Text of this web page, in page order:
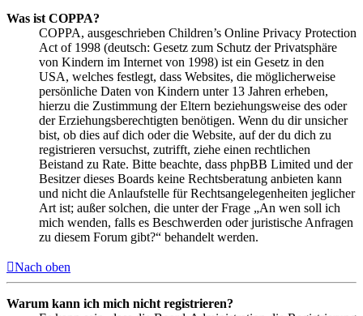
Was ist COPPA?
COPPA, ausgeschrieben Children’s Online Privacy Protection
Act of 1998 (deutsch: Gesetz zum Schutz der Privatsphäre
von Kindern im Internet von 1998) ist ein Gesetz in den
USA, welches festlegt, dass Websites, die möglicherweise
persönliche Daten von Kindern unter 13 Jahren erheben,
hierzu die Zustimmung der Eltern beziehungsweise des oder
der Erziehungsberechtigten benötigen. Wenn du dir unsicher
bist, ob dies auf dich oder die Website, auf der du dich zu
registrieren versuchst, zutrifft, ziehe einen rechtlichen
Beistand zu Rate. Bitte beachte, dass phpBB Limited und der
Besitzer dieses Boards keine Rechtsberatung anbieten kann
und nicht die Anlaufstelle für Rechtsangelegenheiten jeglicher
Art ist; außer solchen, die unter der Frage „An wen soll ich
mich wenden, falls es Beschwerden oder juristische Anfragen
zu diesem Forum gibt?“ behandelt werden.
Nach oben
Warum kann ich mich nicht registrieren?